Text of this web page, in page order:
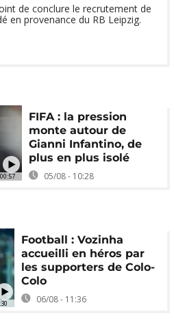
de conclure le recrutement de
en provenance du RB Leipzig.
00:57
FIFA : la pression
monte autour de
Gianni Infantino, de
plus en plus isolé
05/08 - 10:28
Football : Vozinha
accueilli en héros par
les supporters de Colo-
Colo
06/08 - 11:36